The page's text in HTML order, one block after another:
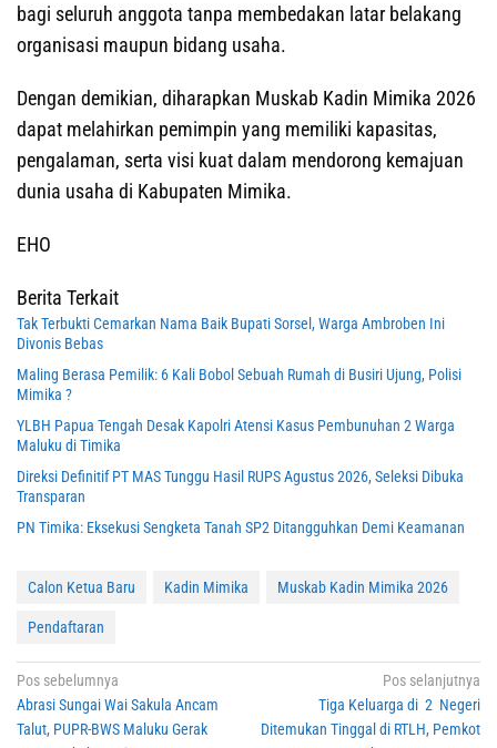
bagi seluruh anggota tanpa membedakan latar belakang
organisasi maupun bidang usaha.
Dengan demikian, diharapkan Muskab Kadin Mimika 2026
dapat melahirkan pemimpin yang memiliki kapasitas,
pengalaman, serta visi kuat dalam mendorong kemajuan
dunia usaha di Kabupaten Mimika.
EHO
Berita Terkait
Tak Terbukti Cemarkan Nama Baik Bupati Sorsel, Warga Ambroben Ini
Divonis Bebas
Maling Berasa Pemilik: 6 Kali Bobol Sebuah Rumah di Busiri Ujung, Polisi
Mimika ?
YLBH Papua Tengah Desak Kapolri Atensi Kasus Pembunuhan 2 Warga
Maluku di Timika
Direksi Definitif PT MAS Tunggu Hasil RUPS Agustus 2026, Seleksi Dibuka
Transparan
PN Timika: Eksekusi Sengketa Tanah SP2 Ditangguhkan Demi Keamanan
Calon Ketua Baru Kadin Mimika Muskab Kadin Mimika 2026
Pendaftaran
Navigasi
pos
Pos sebelumnya
Abrasi Sungai Wai Sakula Ancam
Talut, PUPR-BWS Maluku Gerak
Pos selanjutnya
Tiga Keluarga di 2 Negeri
Ditemukan Tinggal di RTLH, Pemkot